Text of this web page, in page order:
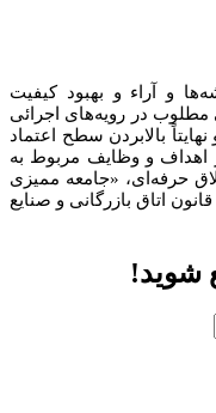
و آراء و بهبود کيفيت
در رويه‌های اجرائی
بالابردن سطح اعتماد
اهداف و وظايف مربوط به
حرفه‌ای، «جامعه مميزی
و بازرسی ايران « به استناد بند (ک) ماده ۵ قانون اتاق بازرگانی و صنايع
شوید!